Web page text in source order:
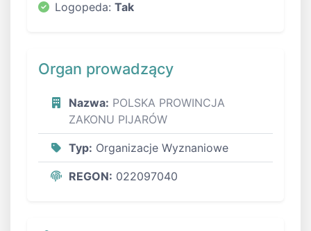
Logopeda: Tak
Organ prowadzący
Nazwa: POLSKA PROWINCJA
ZAKONU PIJARÓW
Typ: Organizacje Wyznaniowe
REGON: 022097040